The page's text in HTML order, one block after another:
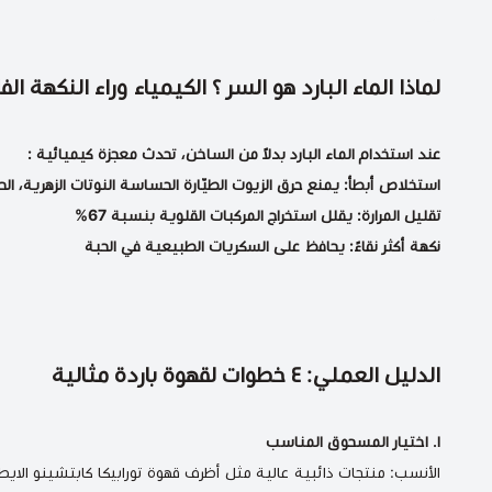
لماذا الماء البارد هو السر ؟ الكيمياء وراء النكهة
عند استخدام الماء البارد بدلاً من الساخن، تحدث معجزة كيميائية :
استخلاص أبطأ: يمنع حرق الزيوت الطيّارة الحساسة النوتات الزهرية،
تقليل المرارة: يقلل استخراج المركبات القلوية بنسبة 67%
نكهة أكثر نقاءً: يحافظ على السكريات الطبيعية في الحبة
الدليل العملي: ٤ خطوات لقهوة باردة مثالية
١. اختيار المسحوق المناسب
الأنسب: منتجات ذائبية عالية مثل أظرف قهوة تورابيكا كابتشينو